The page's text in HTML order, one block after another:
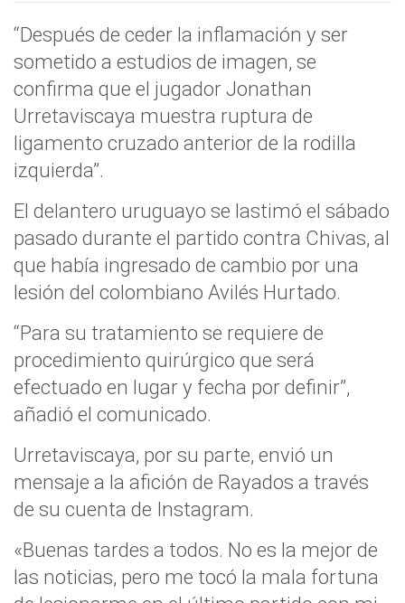
“Después de ceder la inflamación y ser
sometido a estudios de imagen, se
confirma que el jugador Jonathan
Urretaviscaya muestra ruptura de
ligamento cruzado anterior de la rodilla
izquierda”.
El delantero uruguayo se lastimó el sábado
pasado durante el partido contra Chivas, al
que había ingresado de cambio por una
lesión del colombiano Avilés Hurtado.
“Para su tratamiento se requiere de
procedimiento quirúrgico que será
efectuado en lugar y fecha por definir”,
añadió el comunicado.
Urretaviscaya, por su parte, envió un
mensaje a la afición de Rayados a través
de su cuenta de Instagram.
«Buenas tardes a todos. No es la mejor de
las noticias, pero me tocó la mala fortuna